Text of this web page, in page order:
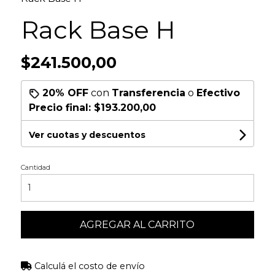
Rack Base H
$241.500,00
20% OFFcon Transferencia o Efectivo
Precio final: $193.200,00
Ver cuotas y descuentos
Cantidad
AGREGAR AL CARRITO
Calculá el costo de envío